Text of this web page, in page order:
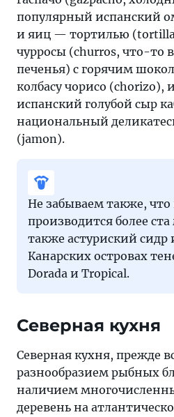
популярный испанский
и яиц — тортилью
чурросы (churros, что-то
печенья) с горячим
колбасу чорисо (chorizo),
испанский голубой сыр
национальный
(jamon).
Не забываем также,
производится более
также астуриский сидр
Канарских островах
Dorada и Tropical.
Северная кухня
Северная кухня, прежде
разнообразием рыбных
наличием
деревень на